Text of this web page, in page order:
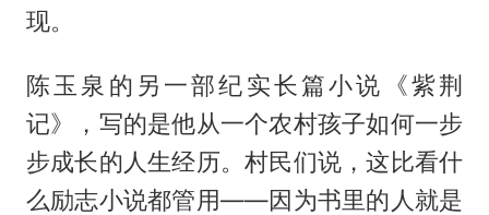
现。
陈玉泉的另一部纪实长篇小说《紫荆
记》，写的是他从一个农村孩子如何一步
步成长的人生经历。村民们说，这比看什
么励志小说都管用——因为书里的人就是